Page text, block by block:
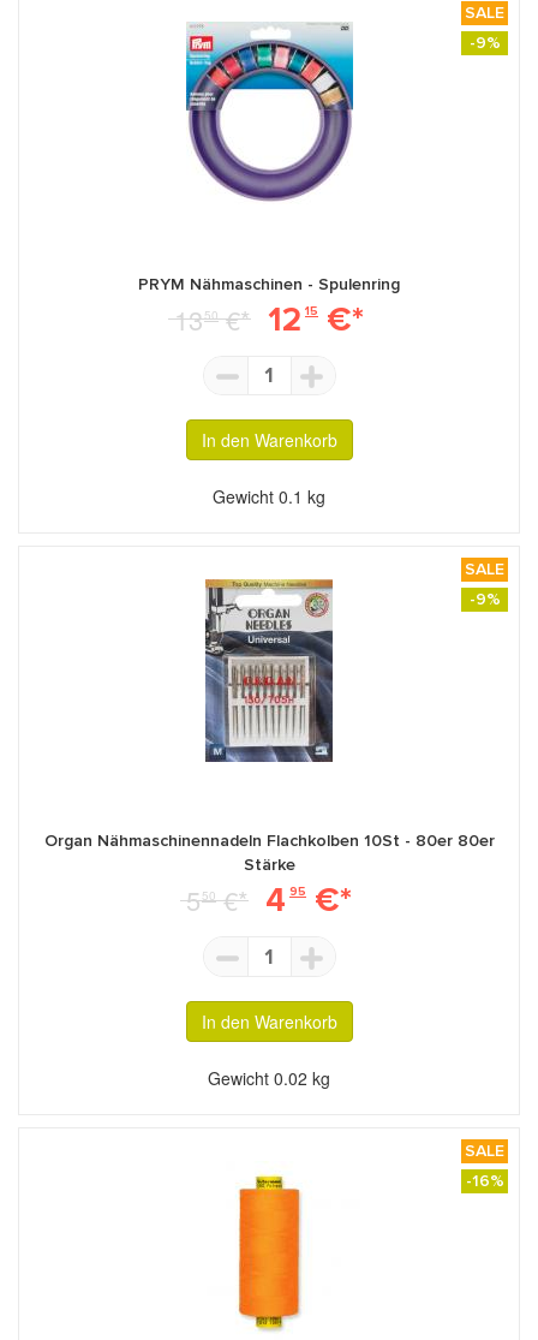
SALE
-9%
PRYM Nähmaschinen - Spulenring
1350€* 12 15 €*
1
In den Warenkorb
Gewicht 0.1 kg
SALE
-9%
Organ Nähmaschinennadeln Flachkolben 10St - 80er 80er
Stärke
550€* 4 95 €*
1
In den Warenkorb
Gewicht 0.02 kg
SALE
-16%